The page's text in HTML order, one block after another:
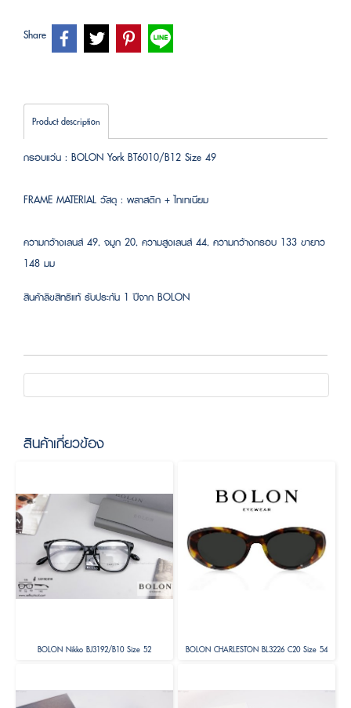
Share
Product description
กรอบแว่น : BOLON York BT6010/B12 Size 49
FRAME MATERIAL วัสดุ : พลาสติก + ไทเทเนียม
ความกว้างเลนส์ 49, จมูก 20, ความสูงเลนส์ 44, ความกว้างกรอบ 133 ขายาว
148 มม
สินค้าลิขสิทธิแท้ รับประกัน 1 ปีจาก BOLON
สินค้าเกี่ยวข้อง
BOLON Nikko BJ3192/B10 Size 52 BOLON CHARLESTON BL3226 C20 Size 54